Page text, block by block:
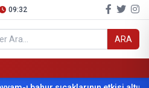
09:32
ARA